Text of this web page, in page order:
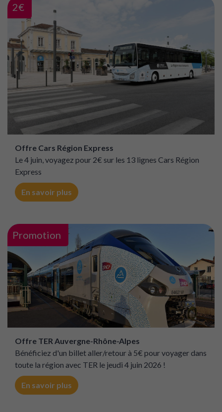
2€
Offre Cars Région Express
Le 4 juin, voyagez pour 2€ sur les 13 lignes Cars Région
Express
En savoir plus
Promotion
Offre TER Auvergne-Rhône-Alpes
Bénéficiez d'un billet aller/retour à 5€ pour voyager dans
toute la région avec TER le jeudi 4 juin 2026 !
En savoir plus